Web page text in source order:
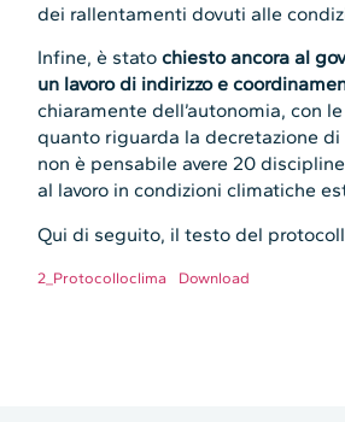
dei rallentamenti dovuti alle
Infine, è statochiesto ancora al
un lavoro di indirizzo e
chiaramente dell’autonomia, con
quanto riguarda la decretazione di
non è pensabile avere 20
al lavoro in condizioni climatiche
Qui di seguito, il testo del
2_Protocolloclima Download